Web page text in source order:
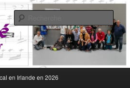
Choeur est fait pour vous
en Irlande en 2026